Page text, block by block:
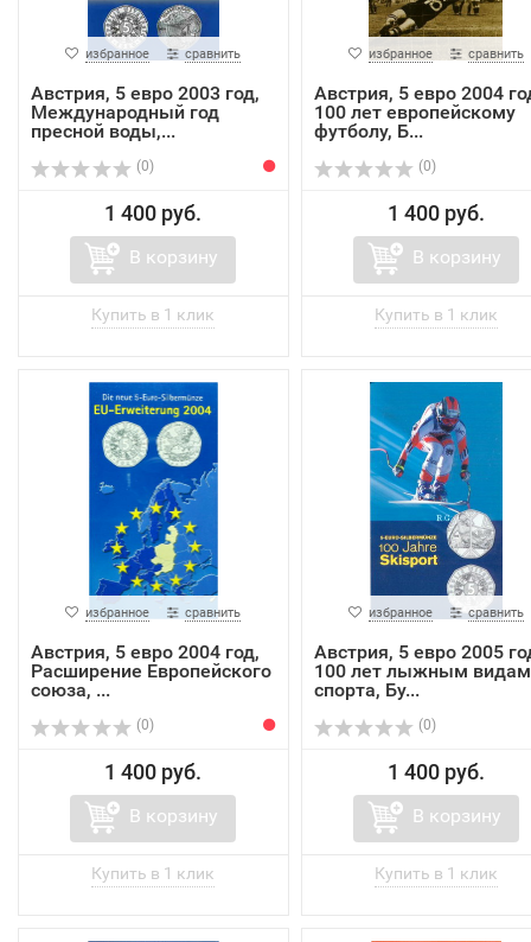
избранное сравнить
Австрия, 5 евро 2003 год,
Международный год
пресной воды,...
(0)
1 400 руб.
В корзину
избранное сравнить
Австрия, 5 евро 2004
100 лет европейскому
футболу, Б...
(0)
1 400 руб.
В корзину
избранное сравнить
Австрия, 5 евро 2004 год,
Расширение Европейского
союза, ...
(0)
1 400 руб.
В корзину
избранное сравнить
Австрия, 5 евро 2005
100 лет лыжным видам
спорта, Бу...
(0)
1 400 руб.
В корзину